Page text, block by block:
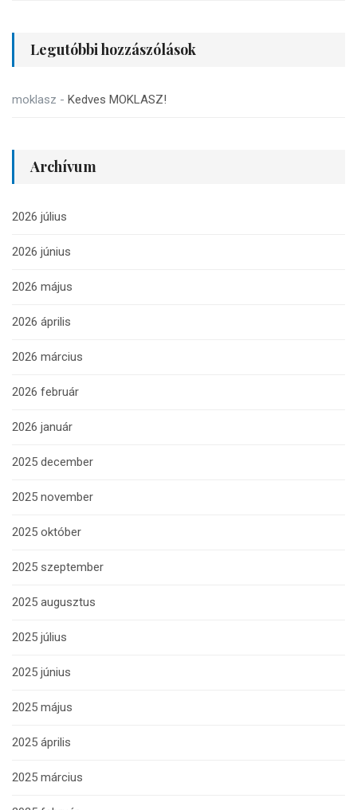
Legutóbbi hozzászólások
moklasz - Kedves MOKLASZ!
Archívum
2026 július
2026 június
2026 május
2026 április
2026 március
2026 február
2026 január
2025 december
2025 november
2025 október
2025 szeptember
2025 augusztus
2025 július
2025 június
2025 május
2025 április
2025 március